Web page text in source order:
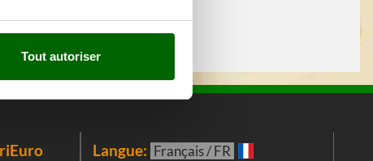
Tout autoriser
Langue: Français / FR